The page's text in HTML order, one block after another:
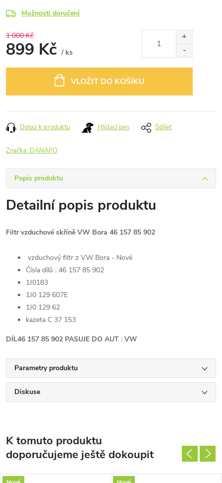
Možnosti doručení
1 000 Kč
899 Kč / ks
VLOŽIT DO KOŠÍKU
Dotaz k produktu Hlídací pes Sdílet
Značka: DANAPO
Popis produktu
Detailní popis produktu
Filtr vzduchové skříně VW Bora 46 157 85 902
vzduchový filtr z VW Bora - Nové
Čísla dílů : 46 157 85 902
1J0183
1J0 129 607E
1J0 129 62
kazeta C 37 153
DÍL46 157 85 902 PASUJE DO AUT : VW
Parametry produktu
Diskuse
K tomuto produktu
doporučujeme ještě dokoupit